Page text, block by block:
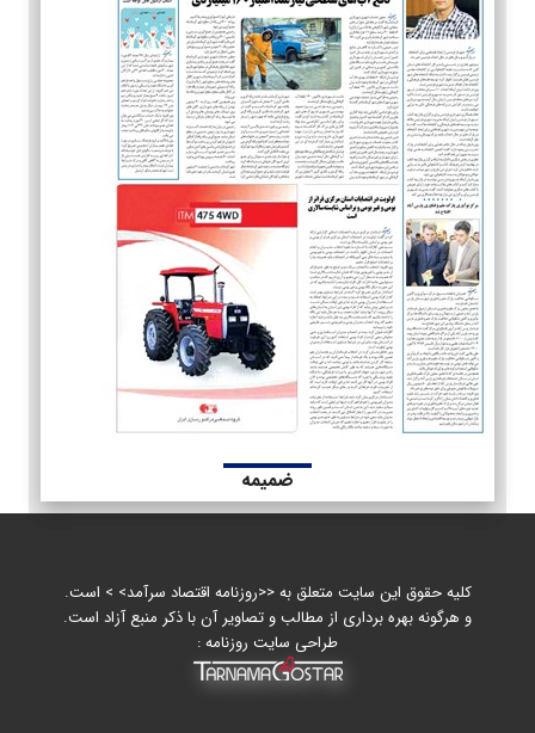
ضمیمه
کلیه حقوق این سایت متعلق به <<روزنامه اقتصاد سرآمد> > است.
و هرگونه بهره برداری از مطالب و تصاویر آن با ذکر منبع آزاد است.
طراحی سایت روزنامه :